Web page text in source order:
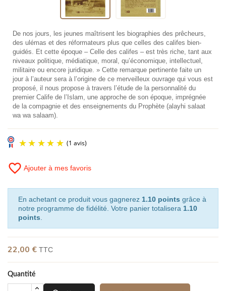
De nos jours, les jeunes maîtrisent les biographies des prêcheurs,
des ulémas et des réformateurs plus que celles des califes bien-
guidés. Et cette époque – Celle des califes – est très riche, tant aux
niveaux politique, médiatique, moral, qu’économique, intellectuel,
militaire ou encore juridique. » Cette remarque pertinente faite un
jour à l’auteur sera à l’origine de ce merveilleux ouvrage qui vous est
proposé, il nous propose à travers l’étude de la personnalité du
premier Calife de l’Islam, une approche de son époque, imprégnée
de la compagnie et des enseignements du Prophète (alayhi salaat
wa wa salaam).
favorite_border Ajouter à mes favoris
En achetant ce produit vous gagnerez 1.10 points grâce à
notre programme de fidélité. Votre panier totalisera 1.10
points
22,00 € TTC
Quantité